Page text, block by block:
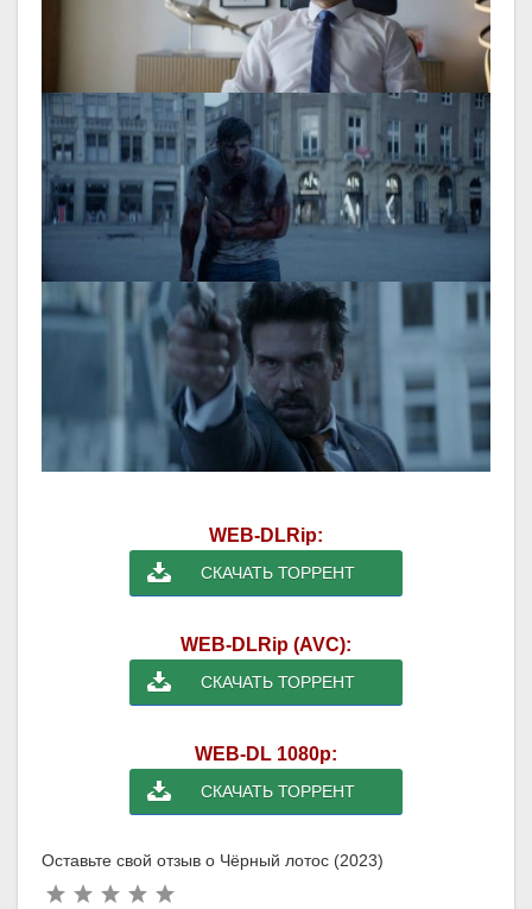
WEB-DLRip:
СКАЧАТЬ ТОРРЕНТ
WEB-DLRip (AVC):
СКАЧАТЬ ТОРРЕНТ
WEB-DL 1080p:
СКАЧАТЬ ТОРРЕНТ
Оставьте свой отзыв о Чёрный лотос (2023)